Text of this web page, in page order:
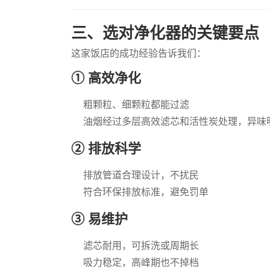
三、选对净化器的关键要点
这家饭店的成功经验告诉我们：
① 高效净化
粗颗粒、细颗粒都能过滤
油烟经过多层高效滤芯和活性炭处理，异味
② 排放科学
排放管道合理设计，不扰民
符合环保排放标准，避免罚单
③ 易维护
滤芯耐用，可拆洗或周期长
吸力稳定，高峰期也不掉档